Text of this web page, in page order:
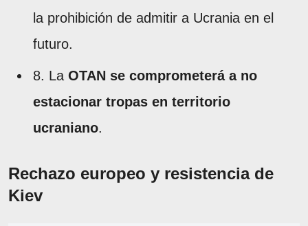
la prohibición de admitir a Ucrania en el
futuro.
8. La OTAN se comprometerá a no
estacionar tropas en territorio
ucraniano.
Rechazo europeo y resistencia de
Kiev